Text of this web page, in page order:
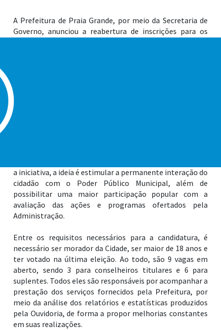
A Prefeitura de Praia Grande, por meio da Secretaria de
Governo, anunciou a reabertura de inscrições para os
participações e promover o preenchimento das vagas
remanescentes do edital.
a iniciativa, a ideia é estimular a permanente interação do
cidadão com o Poder Público Municipal, além de
possibilitar uma maior participação popular com a
avaliação das ações e programas ofertados pela
Administração.
Entre os requisitos necessários para a candidatura, é
necessário ser morador da Cidade, ser maior de 18 anos e
ter votado na última eleição. Ao todo, são 9 vagas em
aberto, sendo 3 para conselheiros titulares e 6 para
suplentes. Todos eles são responsáveis por acompanhar a
prestação dos serviços fornecidos pela Prefeitura, por
meio da análise dos relatórios e estatísticas produzidos
pela Ouvidoria, de forma a propor melhorias constantes
em suas realizações.